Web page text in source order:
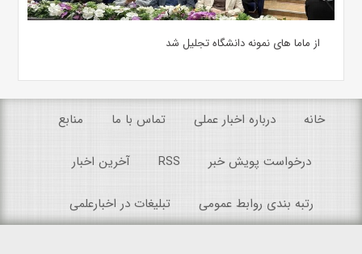
از ماما های نمونه دانشگاه تجلیل شد
خانه درباره اخبار عملی تماس با ما منابع
درخواست پویش خبر RSS آخرین اخبار
رتبه بندی روابط عمومی تبلیغات در اخبارعلمی